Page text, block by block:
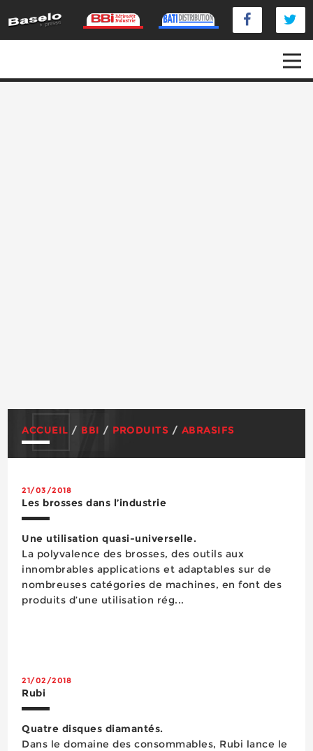
ACCUEIL / BBI / PRODUITS / ABRASIFS
21/03/2018
Les brosses dans l’industrie
Une utilisation quasi-universelle.
La polyvalence des brosses, des outils aux
innombrables applications et adaptables sur de
nombreuses catégories de machines, en font des
produits d’une utilisation rég...
21/02/2018
Rubi
Quatre disques diamantés.
Dans le domaine des consommables, Rubi lance le